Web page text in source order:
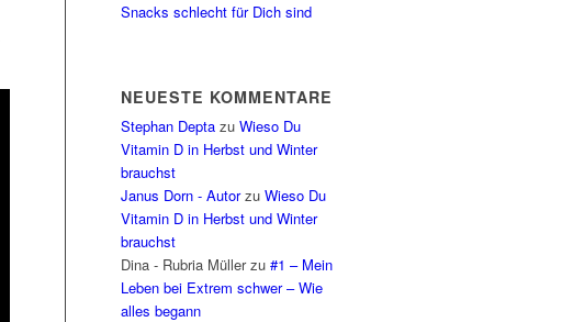
Snacks schlecht für Dich sind
NEUESTE KOMMENTARE
Stephan Depta zuWieso Du
Vitamin D in Herbst und Winter
brauchst
Janus Dorn - AutorzuWieso Du
Vitamin D in Herbst und Winter
brauchst
Dina - Rubria Müllerzu#1 – Mein
Leben bei Extrem schwer – Wie
alles begann